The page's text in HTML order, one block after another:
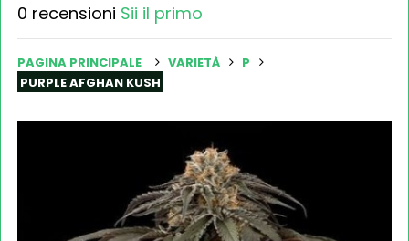
0 recensioni Sii il primo
PAGINA PRINCIPALE VARIETÀ
P
PURPLE AFGHAN KUSH